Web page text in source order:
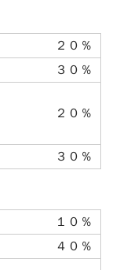
２０％
３０％
２０％
３０％
１０％
４０％